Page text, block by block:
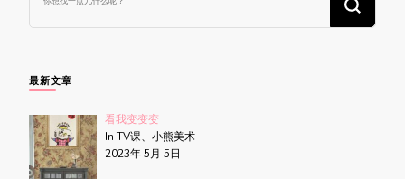
么
吗?
最新文章
看我变变变
In TV课、小熊美术
2023年 5月 5日